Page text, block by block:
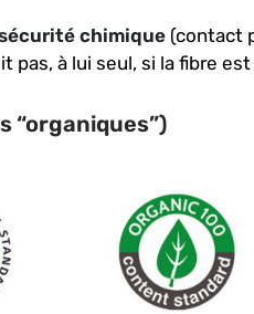
chimique (contact
pas, à lui seul, si la fibre
“organiques”)